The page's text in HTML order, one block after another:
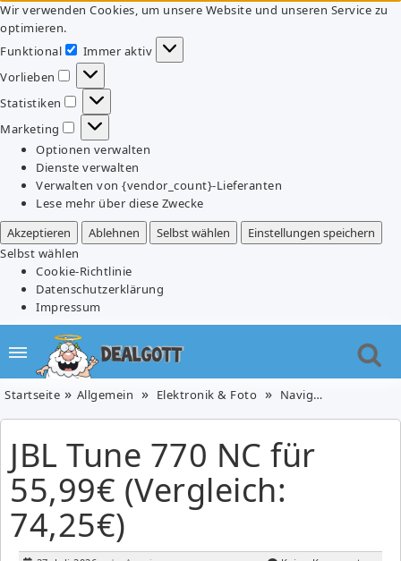
Wir verwenden Cookies, um unsere Website und unseren Service zu
optimieren.
Funktional
Funktional
Immer aktiv
Vorlieben
Vorlieben
Statistiken
Statistiken
Marketing
Marketing
Optionen verwalten
Dienste verwalten
Verwalten von {vendor_count}-Lieferanten
Lese mehr über diese Zwecke
Akzeptieren
Ablehnen Selbst wählen
Einstellungen speichern
Selbst wählen
Cookie-Richtlinie
Datenschutzerklärung
Impressum
Startseite Allgemein Elektronik & Foto Navigation & HiFi
JBL Tune 770 NC für
55,99€ (Vergleich:
74,25€)